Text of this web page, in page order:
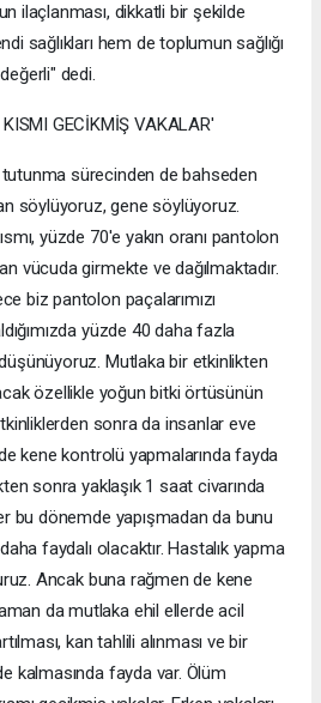
ilaçlanması, dikkatli bir şekilde
sağlıkları hem de toplumun sağlığı
dedi.
GECİKMİŞ VAKALAR'
sürecinden de bahseden
söylüyoruz, gene söylüyoruz.
yüzde 70'e yakın oranı pantolon
vücuda girmekte ve dağılmaktadır.
biz pantolon paçalarımızı
yüzde 40 daha fazla
Mutlaka bir etkinlikten
özellikle yoğun bitki örtüsünün
sonra da insanlar eve
kene kontrolü yapmalarında fayda
sonra yaklaşık 1 saat civarında
bu dönemde yapışmadan da bunu
faydalı olacaktır. Hastalık yapma
Ancak buna rağmen de kene
da mutlaka ehil ellerde acil
kan tahlili alınması ve bir
kalmasında fayda var. Ölüm